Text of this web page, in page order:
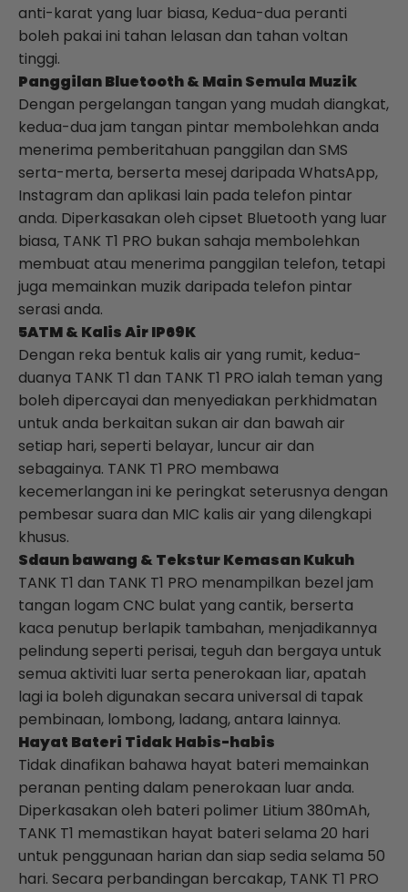
anti-karat yang luar biasa, Kedua-dua peranti
boleh pakai ini tahan lelasan dan tahan voltan
tinggi.
Panggilan Bluetooth & Main Semula Muzik
Dengan pergelangan tangan yang mudah diangkat,
kedua-dua jam tangan pintar membolehkan anda
menerima pemberitahuan panggilan dan SMS
serta-merta, berserta mesej daripada WhatsApp,
Instagram dan aplikasi lain pada telefon pintar
anda. Diperkasakan oleh cipset Bluetooth yang luar
biasa, TANK T1 PRO bukan sahaja membolehkan
membuat atau menerima panggilan telefon, tetapi
juga memainkan muzik daripada telefon pintar
serasi anda.
5ATM & Kalis Air IP69K
Dengan reka bentuk kalis air yang rumit, kedua-
duanya TANK T1 dan TANK T1 PRO ialah teman yang
boleh dipercayai dan menyediakan perkhidmatan
untuk anda berkaitan sukan air dan bawah air
setiap hari, seperti belayar, luncur air dan
sebagainya. TANK T1 PRO membawa
kecemerlangan ini ke peringkat seterusnya dengan
pembesar suara dan MIC kalis air yang dilengkapi
khusus.
Sdaun bawang & Tekstur Kemasan Kukuh
TANK T1 dan TANK T1 PRO menampilkan bezel jam
tangan logam CNC bulat yang cantik, berserta
kaca penutup berlapik tambahan, menjadikannya
pelindung seperti perisai, teguh dan bergaya untuk
semua aktiviti luar serta penerokaan liar, apatah
lagi ia boleh digunakan secara universal di tapak
pembinaan, lombong, ladang, antara lainnya.
Hayat Bateri Tidak Habis-habis
Tidak dinafikan bahawa hayat bateri memainkan
peranan penting dalam penerokaan luar anda.
Diperkasakan oleh bateri polimer Litium 380mAh,
TANK T1 memastikan hayat bateri selama 20 hari
untuk penggunaan harian dan siap sedia selama 50
hari. Secara perbandingan bercakap, TANK T1 PRO